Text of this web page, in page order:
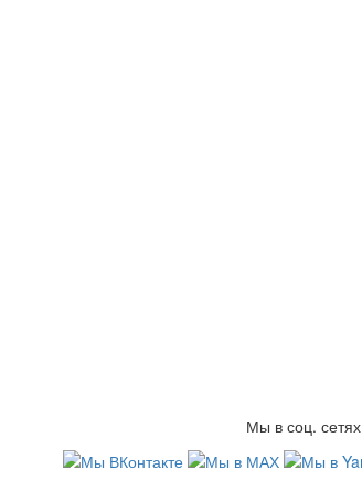
Мы в соц. сетях